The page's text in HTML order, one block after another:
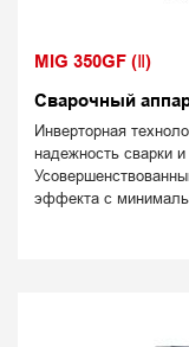
MIG 350GF (Ⅱ)
Сварочный
Инверторная
надежность сварки
эффекта с